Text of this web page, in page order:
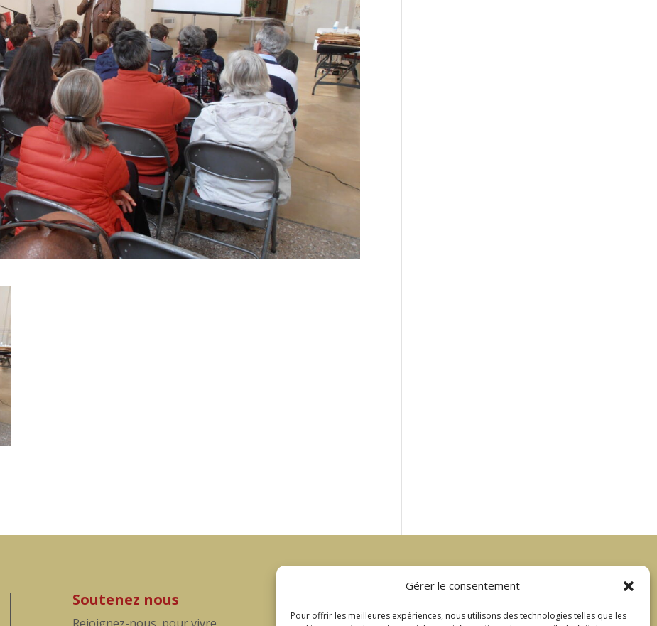
Gérer le consentement
Pour offrir les meilleures expériences, nous utilisons des technologies telles que les
Soutenez nous